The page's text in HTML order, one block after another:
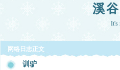
溪
It's
网络日志正文
训驴